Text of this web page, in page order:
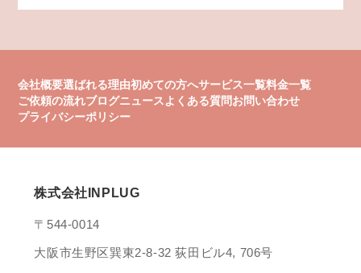
会社概要選ばれる理由初めての方へサービス一覧料金一覧
ご依頼の流れブログニュースよくある質問お問い合わせ
プライバシーポリシー
株式会社INPLUG
〒544-0014
大阪市生野区巽東2-8-32 荻田ビル4, 706号